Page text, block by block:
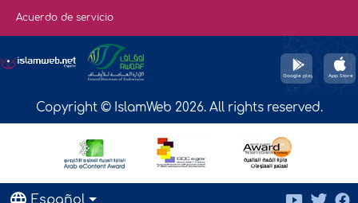
Acuerdo de servicio
Copyright © IslamWeb 2026. All rights reserved.
Español